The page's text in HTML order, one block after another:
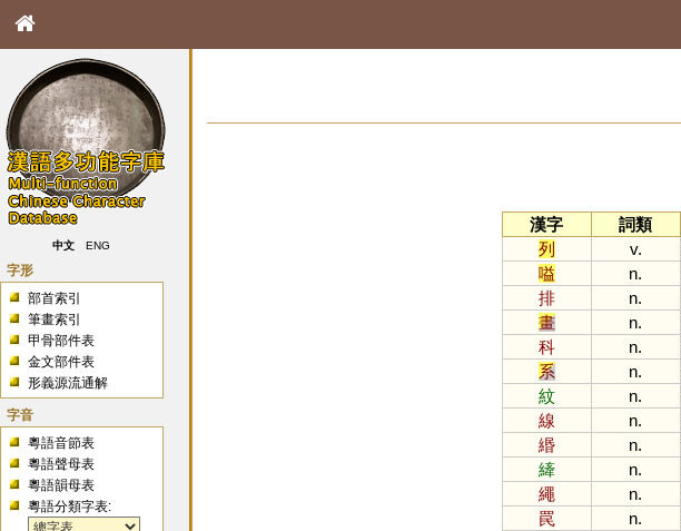
中文 ENG
字形
部首索引
筆畫索引
甲骨部件表
金文部件表
形義源流通解
字音
粵語音節表
粵語聲母表
粵語韻母表
粵語分類字表:
漢字
詞類
列
v.
嗌
n.
排
n.
畫
n.
科
n.
系
n.
紋
n.
線
n.
緡
n.
縴
n.
繩
n.
罠
n.